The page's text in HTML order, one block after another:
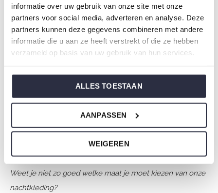
informatie over uw gebruik van onze site met onze
partners voor social media, adverteren en analyse. Deze
partners kunnen deze gegevens combineren met andere
informatie die u aan ze heeft verstrekt of die ze hebben
verzameld op basis van uw gebruik van hun services.
ALLES TOESTAAN
AANPASSEN
WEIGEREN
Seizoen: Spring/Summer 2026
Thema: N Amalfi Coast
Collectie: Dames
Type:Pyjama's
Kleur: Navy
Samenstelling: 95% Cotton/ 5% Elastane
Artikelnummer: N59107-38
De nachtkleding van Charlie Choe is gemaakt van
heerlijke zachte stoffen en heeft een perfecte pasvorm.
Weet je niet zo goed welke maat je moet kiezen van onze
nachtkleding?